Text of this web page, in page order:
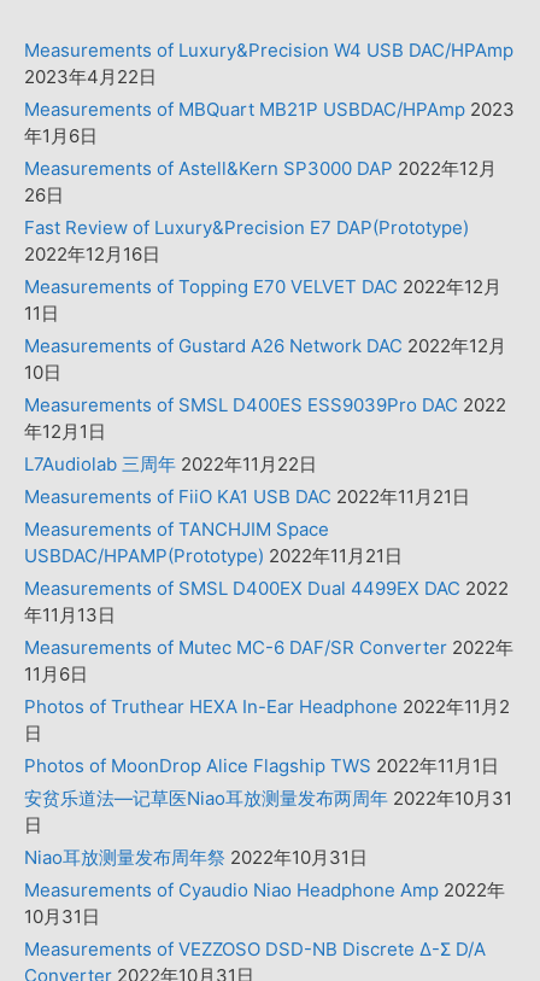
Measurements of Luxury&Precision W4 USB DAC/HPAmp
2023年4月22日
Measurements of MBQuart MB21P USBDAC/HPAmp 2023
年1月6日
Measurements of Astell&Kern SP3000 DAP 2022年12月
26日
Fast Review of Luxury&Precision E7 DAP(Prototype)
2022年12月16日
Measurements of Topping E70 VELVET DAC 2022年12月
11日
Measurements of Gustard A26 Network DAC 2022年12月
10日
Measurements of SMSL D400ES ESS9039Pro DAC 2022
年12月1日
L7Audiolab 三周年 2022年11月22日
Measurements of FiiO KA1 USB DAC 2022年11月21日
Measurements of TANCHJIM Space
USBDAC/HPAMP(Prototype) 2022年11月21日
Measurements of SMSL D400EX Dual 4499EX DAC 2022
年11月13日
Measurements of Mutec MC-6 DAF/SR Converter 2022年
11月6日
Photos of Truthear HEXA In-Ear Headphone 2022年11月2
日
Photos of MoonDrop Alice Flagship TWS 2022年11月1日
安贫乐道法—记草医Niao耳放测量发布两周年 2022年10月31
日
Niao耳放测量发布周年祭 2022年10月31日
Measurements of Cyaudio Niao Headphone Amp 2022年
10月31日
Measurements of VEZZOSO DSD-NB Discrete Δ-Σ D/A
Converter 2022年10月31日